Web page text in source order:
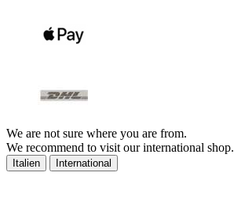
We are not sure where you are from.
We recommend to visit our international shop.
Italien International